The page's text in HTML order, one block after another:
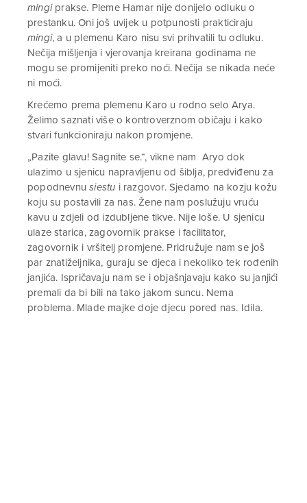
mingiprakse. Pleme Hamar nije donijelo odluku o
prestanku. Oni još uvijek u potpunosti prakticiraju
mingi, a u plemenu Karo nisu svi prihvatili tu odluku.
Nečija mišljenja i vjerovanja kreirana godinama ne
mogu se promijeniti preko noći. Nečija se nikada neće
ni moći.
Krećemo prema plemenu Karo u rodno selo Arya.
Želimo saznati više o kontroverznom običaju i kako
stvari funkcioniraju nakon promjene.
„Pazite glavu! Sagnite se.“, vikne nam Aryo dok
ulazimo u sjenicu napravljenu od šiblja, predviđenu za
popodnevnusiestu i razgovor. Sjedamo na kozju kožu
koju su postavili za nas. Žene nam poslužuju vruću
kavu u zdjeli od izdubljene tikve. Nije loše. U sjenicu
ulaze starica, zagovornik prakse i facilitator,
zagovornik i vršitelj promjene. Pridružuje nam se još
par znatiželjnika, guraju se djeca i nekoliko tek rođenih
janjića. Ispričavaju nam se i objašnjavaju kako su janjići
premali da bi bili na tako jakom suncu. Nema
problema. Mlade majke doje djecu pored nas. Idila.